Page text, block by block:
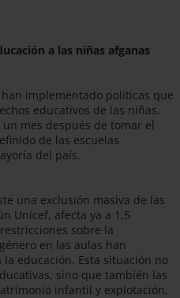
a las niñas afganas
implementado políticas que
educativos de las niñas.
mes después de tomar el
de las escuelas
del país.
una exclusión masiva de las
Unicef, afecta ya a 1,5
sobre la
en las aulas han
educación. Esta situación no
sino que también las
infantil y explotación.